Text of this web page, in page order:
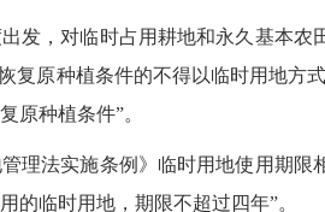
，对临时占用耕地和永久基本农
复原种植条件的不得以临时用地
原种植条件”。
法实施条例》临时用地使用期限
的临时用地，期限不超过四年”。